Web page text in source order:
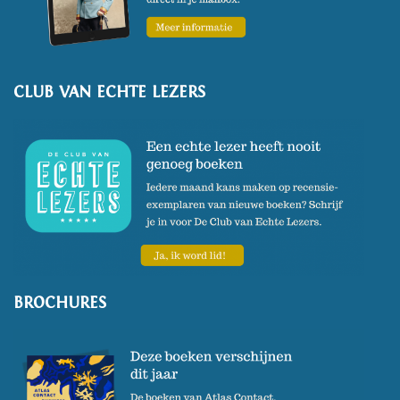
Tuinscheurkalender . Artikelen
en filmpjes zijn te vinden op
www.romkevandekaa.nl.
CLUB VAN ECHTE LEZERS
BROCHURES